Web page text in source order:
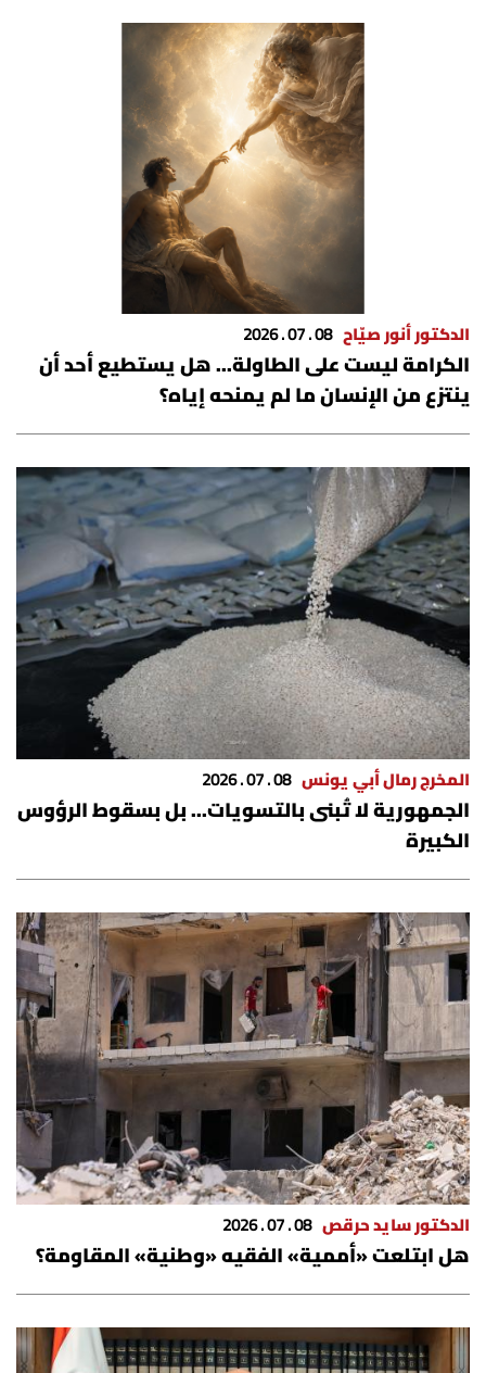
الدكتور أنور صيّاح 08 . 07 . 2026
الكرامة ليست على الطاولة... هل يستطيع أحد أن
ينتزع من الإنسان ما لم يمنحه إياه؟
المخرج رمال أبي يونس 08 . 07 . 2026
الجمهورية لا تُبنى بالتسويات... بل بسقوط الرؤوس
الكبيرة
الدكتور سايد حرقص 08 . 07 . 2026
هل ابتلعت «أممية» الفقيه «وطنية» المقاومة؟